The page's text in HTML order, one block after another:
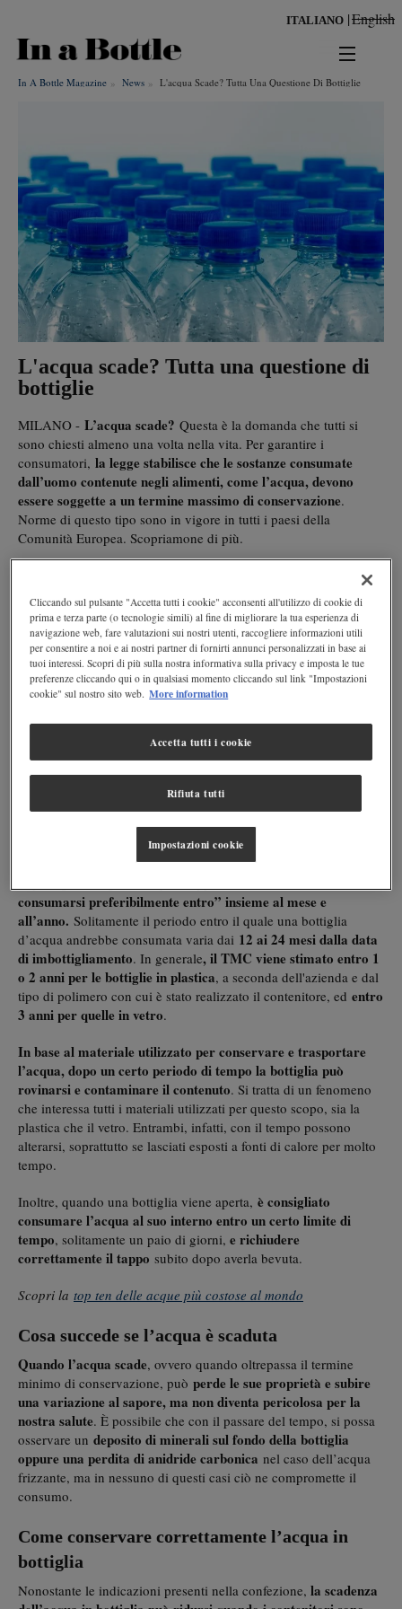
contenuto
ITALIANO English
Risultati per
news
benessere
ambiente
cultura
persone
tendenze
In A Bottle Magazine News L'acqua Scade? Tutta Una Questione Di Bottiglie
L'acqua scade? Tutta una questione di
bottiglie
MILANO - L’acqua scade? Questa è la domanda che tutti si
sono chiesti almeno una volta nella vita. Per garantire i
consumatori, la legge stabilisce che le sostanze consumate
dall’uomo contenute negli alimenti, come l’acqua, devono
essere soggette a un termine massimo di conservazione.
Norme di questo tipo sono in vigore in tutti i paesi della
Comunità Europea. Scopriamone di più.
In realtàl'acqua minerale,se conservata correttamente e al
riparo da contaminazioni, non “scade” e rimane sempre
consumabile. Con il passare del tempo, però, un’acqua
puòperdere alcune delle sue caratteristichecome la presenza
di anidride carbonica e la concentrazione di sali minerali al suo
interno.
A differenza degli alimenti che possono deperire più facilmente,
come ad esempio gli yogurt,l’acqua conservata in una bottiglia
di plastica non ha una vera e propria data di scadenza,quanto
, ossia un “Termine Minimo di
Conservazione”, entro il quale è consigliato consumarla.
Per quanto tempo conservare l'acqua
consumarsi preferibilmente entro” insieme al mese e
all’anno. Solitamente il periodo entro il quale una bottiglia
d’acqua andrebbe consumata varia dai 12 ai 24 mesi dalla data
di imbottigliamento. In generale, il TMC viene stimato entro 1
o 2 anni per le bottiglie in plastica, a seconda dell'azienda e dal
tipo di polimero con cui è stato realizzato il contenitore, ed entro
3 anni per quelle in vetro.
In base al materiale utilizzato per conservare e trasportare
l’acqua, dopo un certo periodo di tempo la bottiglia può
rovinarsi e contaminare il contenuto. Si tratta di un fenomeno
che interessa tutti i materiali utilizzati per questo scopo, sia la
plastica che il vetro. Entrambi, infatti, con il tempo possono
alterarsi, soprattutto se lasciati esposti a fonti di calore per molto
tempo.
Inoltre, quando una bottiglia viene aperta, è consigliato
consumare l’acqua al suo interno entro un certo limite di
tempo, solitamente un paio di giorni, e richiudere
correttamente il tappo subito dopo averla bevuta.
Scopri la top ten delle acque più costose al mondo
Cosa succede se l’acqua è scaduta
Quando l’acqua scade, ovvero quando oltrepassa il termine
minimo di conservazione, può perde le sue proprietà e subire
una variazione al sapore, ma non diventa pericolosa per la
nostra salute. È possibile che con il passare del tempo, si possa
osservare un deposito di minerali sul fondo della bottiglia
oppure una perdita di anidride carbonica nel caso dell’acqua
frizzante, ma in nessuno di questi casi ciò ne compromette il
consumo.
Come conservare correttamente l’acqua in
bottiglia
Nonostante le indicazioni presenti nella confezione, la scadenza
Cliccando sul pulsante "Accetta tutti i cookie" acconsenti all'utilizzo di cookie di
prima e terza parte (o tecnologie simili) al fine di migliorare la tua esperienza di
navigazione web, fare valutazioni sui nostri utenti, raccogliere informazioni utili
per consentire a noi e ai nostri partner di fornirti annunci personalizzati in base ai
tuoi interessi. Scopri di più sulla nostra informativa sulla privacy e imposta le tue
preferenze cliccando qui o in qualsiasi momento cliccando sul link "Impostazioni
cookie" sul nostro sito web. More information
Rifiuta tutti
Accetta tutti i cookie
Impostazioni cookie